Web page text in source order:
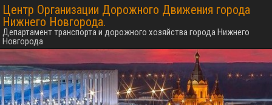
Центр Организации Дорожного Движения города
Нижнего Новгорода.
Департамент транспорта и дорожного хозяйства города Нижнего
Новгорода